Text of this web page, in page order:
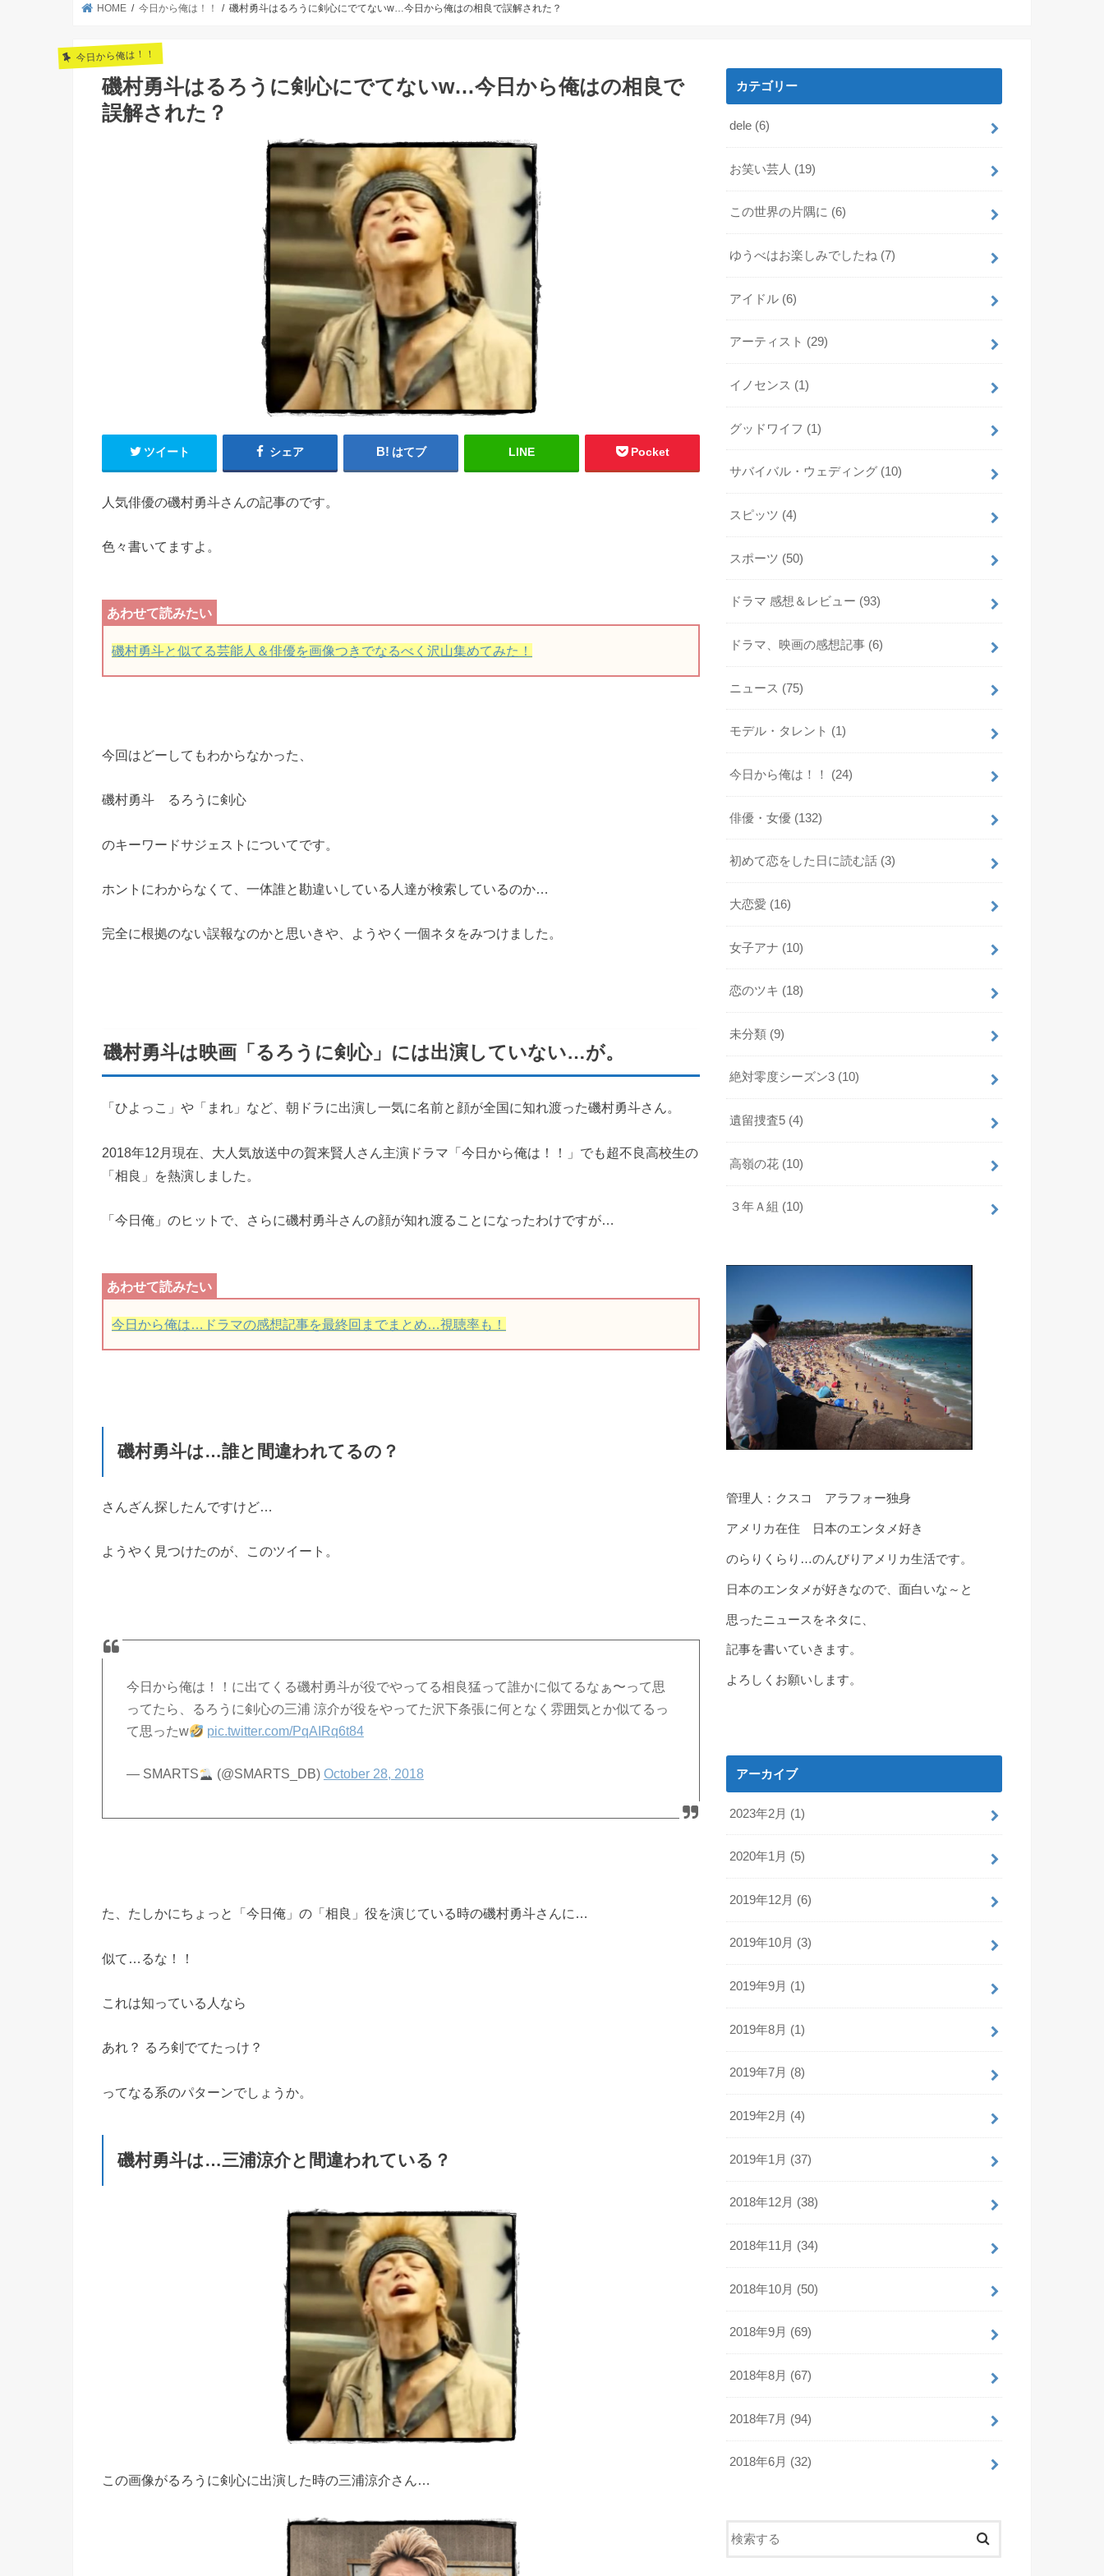
HOME 今日から俺は！！ 磯村勇斗はるろうに剣心にでてないw…今日から俺はの相良で誤解された？
今日から俺は！！
磯村勇斗はるろうに剣心にでてないw…今日から俺はの相良で
誤解された？
ツイート シェア はてブ LINE Pocket
人気俳優の磯村勇斗さんの記事のです。
色々書いてますよ。
磯村勇斗と似てる芸能人＆俳優を画像つきでなるべく沢山集めてみた！
今回はどーしてもわからなかった、
磯村勇斗 るろうに剣心
のキーワードサジェストについてです。
ホントにわからなくて、一体誰と勘違いしている人達が検索しているのか…
完全に根拠のない誤報なのかと思いきや、ようやく一個ネタをみつけました。
磯村勇斗は映画「るろうに剣心」には出演していない…が。
「ひよっこ」や「まれ」など、朝ドラに出演し一気に名前と顔が全国に知れ渡った磯村勇斗さん。
2018年12月現在、大人気放送中の賀来賢人さん主演ドラマ「今日から俺は！！」でも超不良高校生の
「相良」を熱演しました。
「今日俺」のヒットで、さらに磯村勇斗さんの顔が知れ渡ることになったわけですが…
今日から俺は…ドラマの感想記事を最終回までまとめ…視聴率も！
磯村勇斗は…誰と間違われてるの？
さんざん探したんですけど…
ようやく見つけたのが、このツイート。
今日から俺は！！に出てくる磯村勇斗が役でやってる相良猛って誰かに似てるなぁ〜って思
ってたら、るろうに剣心の三浦 涼介が役をやってた沢下条張に何となく雰囲気とか似てるっ
て思ったw
pic.twitter.com/PqAIRq6t84
— SMARTS (@SMARTS_DB) October 28, 2018
た、たしかにちょっと「今日俺」の「相良」役を演じている時の磯村勇斗さんに…
似て…るな！！
これは知っている人なら
あれ？ るろ剣でてたっけ？
ってなる系のパターンでしょうか。
磯村勇斗は…三浦涼介と間違われている？
この画像がるろうに剣心に出演した時の三浦涼介さん…
カテゴリー
dele (6)
お笑い芸人 (19)
この世界の片隅に (6)
ゆうべはお楽しみでしたね (7)
アイドル (6)
アーティスト (29)
イノセンス (1)
グッドワイフ (1)
サバイバル・ウェディング (10)
スピッツ (4)
スポーツ (50)
ドラマ 感想＆レビュー (93)
ドラマ、映画の感想記事 (6)
ニュース (75)
モデル・タレント (1)
今日から俺は！！ (24)
俳優・女優 (132)
初めて恋をした日に読む話 (3)
大恋愛 (16)
女子アナ (10)
恋のツキ (18)
未分類 (9)
絶対零度シーズン3 (10)
遺留捜査5 (4)
高嶺の花 (10)
３年Ａ組 (10)
管理人：クスコ アラフォー独身
アメリカ在住 日本のエンタメ好き
のらりくらり…のんびりアメリカ生活です。
日本のエンタメが好きなので、面白いな～と
思ったニュースをネタに、
記事を書いていきます。
よろしくお願いします。
アーカイブ
2023年2月 (1)
2020年1月 (5)
2019年12月 (6)
2019年10月 (3)
2019年9月 (1)
2019年8月 (1)
2019年7月 (8)
2019年2月 (4)
2019年1月 (37)
2018年12月 (38)
2018年11月 (34)
2018年10月 (50)
2018年9月 (69)
2018年8月 (67)
2018年7月 (94)
2018年6月 (32)